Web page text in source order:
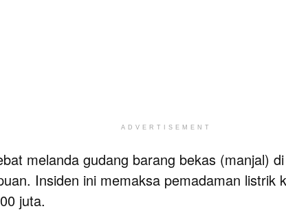
ADVERTISEMENT
melanda gudang barang bekas (manjal)
Insiden ini memaksa pemadaman listrik
juta.